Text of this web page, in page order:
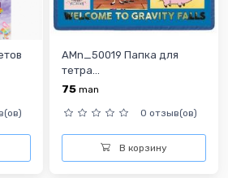
AMn_50019 Папка для
тетра...
75 man
0 отзыв(ов)
В корзину